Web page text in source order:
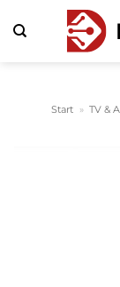
Inhalt
Start » TV &